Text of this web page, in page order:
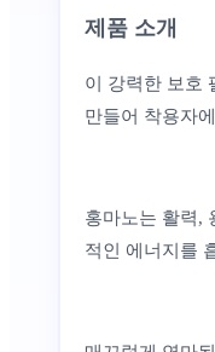
제품 소개
이 강력한 보호
만들어 착용자
홍마노는 활력,
적인 에너지를